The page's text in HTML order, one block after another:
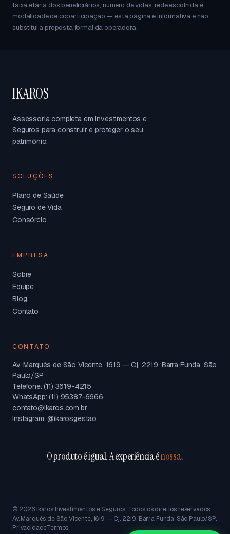
faixa etária dos beneficiários, número de vidas, rede escolhida e
modalidade de coparticipação — esta página é informativa e não
substitui a proposta formal da operadora.
IKAROS
Assessoria completa em Investimentos e
Seguros para construir e proteger o seu
patrimônio.
SOLUÇÕES
Plano de Saúde
Seguro de Vida
Consórcio
EMPRESA
Sobre
Equipe
Blog
Contato
CONTATO
Av. Marquês de São Vicente, 1619 — Cj. 2219, Barra Funda, São
Paulo/SP
Telefone: (11) 3619-4215
WhatsApp: (11) 95387-6666
contato@ikaros.com.br
Instagram: @ikarosgestao
O produto é igual. A experiência énossa.
© 2026 Ikaros Investimentos e Seguros. Todos os direitos reservados.
Av. Marquês de São Vicente, 1619 — Cj. 2219, Barra Funda, São Paulo/SP.
PrivacidadeTermos